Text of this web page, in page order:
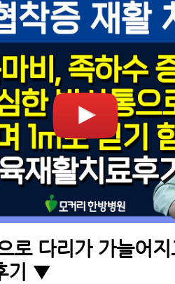
로 다리가 가늘어
기 ▼